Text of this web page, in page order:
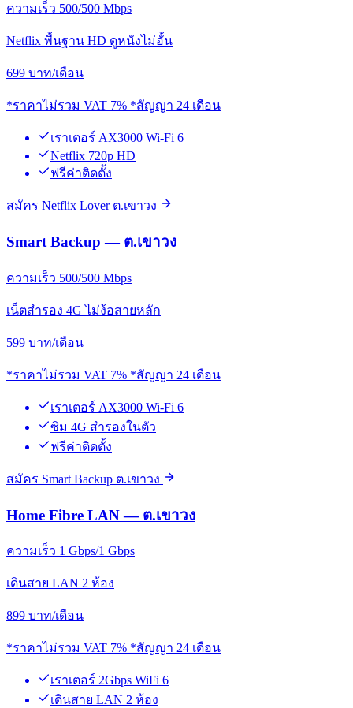
ความเร็ว 500/500 Mbps
Netflix พื้นฐาน HD ดูหนังไม่อั้น
699 บาท/เดือน
*ราคาไม่รวม VAT 7% *สัญญา 24 เดือน
เราเตอร์ AX3000 Wi-Fi 6
Netflix 720p HD
ฟรีค่าติดตั้ง
สมัคร Netflix Lover ต.เขาวง
Smart Backup — ต.เขาวง
ความเร็ว 500/500 Mbps
เน็ตสำรอง 4G ไม่ง้อสายหลัก
599 บาท/เดือน
*ราคาไม่รวม VAT 7% *สัญญา 24 เดือน
เราเตอร์ AX3000 Wi-Fi 6
ซิม 4G สำรองในตัว
ฟรีค่าติดตั้ง
สมัคร Smart Backup ต.เขาวง
Home Fibre LAN — ต.เขาวง
ความเร็ว 1 Gbps/1 Gbps
เดินสาย LAN 2 ห้อง
899 บาท/เดือน
*ราคาไม่รวม VAT 7% *สัญญา 24 เดือน
เราเตอร์ 2Gbps WiFi 6
เดินสาย LAN 2 ห้อง